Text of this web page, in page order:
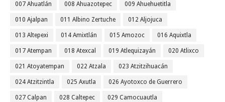
007 Ahuatlán 008 Ahuazotepec 009 Ahuehuetitla
010 Ajalpan 011 Albino Zertuche 012 Aljojuca
013 Altepexi 014 Amixtlán 015 Amozoc 016 Aquixtla
017 Atempan 018 Atexcal 019 Atlequizayán 020 Atlixco
021 Atoyatempan 022 Atzala 023 Atzitzihuacán
024 Atzitzintla 025 Axutla 026 Ayotoxco de Guerrero
027 Calpan 028 Caltepec 029 Camocuautla